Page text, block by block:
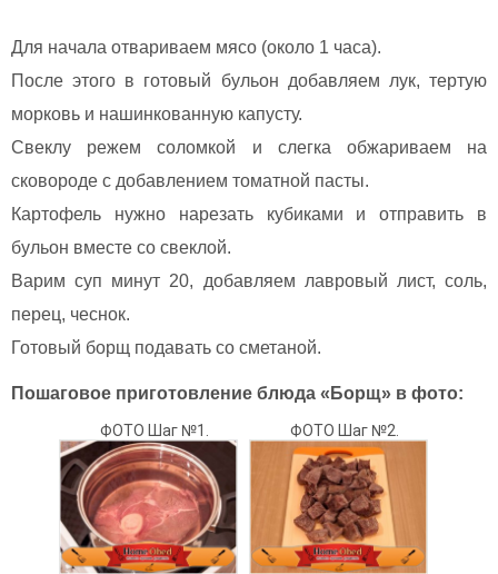
Для начала отвариваем мясо (около 1 часа).
После этого в готовый бульон добавляем лук, тертую
морковь и нашинкованную капусту.
Свеклу режем соломкой и слегка обжариваем на
сковороде с добавлением томатной пасты.
Картофель нужно нарезать кубиками и отправить в
бульон вместе со свеклой.
Варим суп минут 20, добавляем лавровый лист, соль,
перец, чеснок.
Готовый борщ подавать со сметаной.
Пошаговое приготовление блюда «Борщ» в фото:
ФОТО Шаг №1. ФОТО Шаг №2.